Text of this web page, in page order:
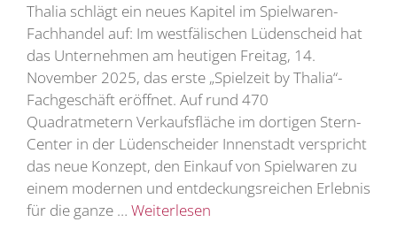
Thalia schlägt ein neues Kapitel im Spielwaren-
Fachhandel auf: Im westfälischen Lüdenscheid hat
das Unternehmen am heutigen Freitag, 14.
November 2025, das erste „Spielzeit by Thalia“-
Fachgeschäft eröffnet. Auf rund 470
Quadratmetern Verkaufsfläche im dortigen Stern-
Center in der Lüdenscheider Innenstadt verspricht
das neue Konzept, den Einkauf von Spielwaren zu
einem modernen und entdeckungsreichen Erlebnis
für die ganze … Weiterlesen